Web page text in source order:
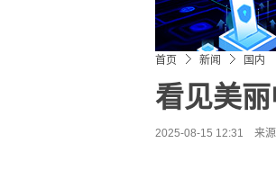
首页 新闻 国内
看见美
2025-08-15 12:31 来源